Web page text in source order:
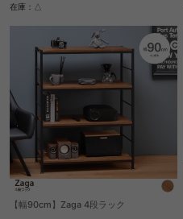
在庫：△
【幅90cm】Zaga 4段ラック